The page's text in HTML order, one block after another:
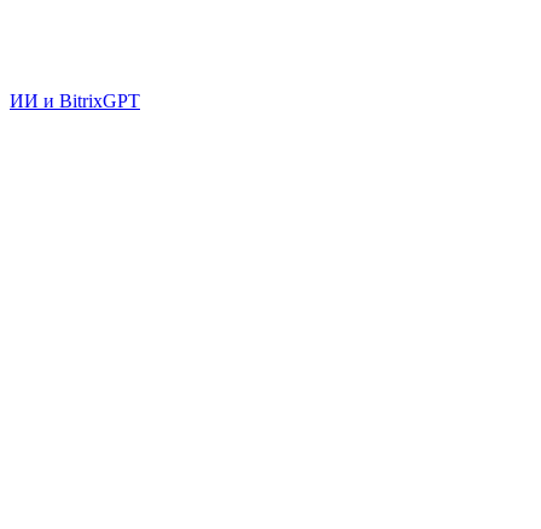
ИИ и BitrixGPT